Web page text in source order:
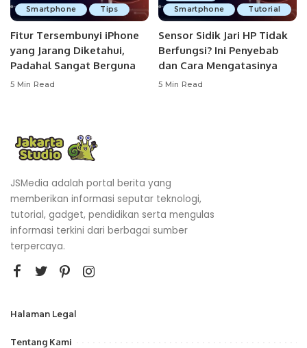
Smartphone Tips
Fitur Tersembunyi iPhone
yang Jarang Diketahui,
Padahal Sangat Berguna
5 Min Read
Smartphone
Tutorial
Sensor Sidik Jari HP Tidak
Berfungsi? Ini Penyebab
dan Cara Mengatasinya
5 Min Read
JSMedia adalah portal berita yang
memberikan informasi seputar teknologi,
tutorial, gadget, pendidikan serta mengulas
informasi terkini dari berbagai sumber
terpercaya.
Halaman Legal
Tentang Kami